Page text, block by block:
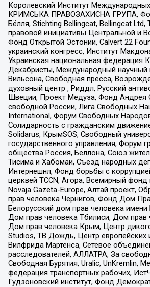
Королевский Институт
КРИМСЬКА ПРАВОЗАХИСНА ГРУПА,
Бёлля, Stichting Bellingcat, Bellingcat Ltd,
правовой инициативы Центральной и
Фонд Открытой Эстонии, Calvert 22
украинский конгресс, Институт
Украинская национальная федерация
Декабристы, Международный научный
Вильсона, Свободная пресса,
духовный центр , Риддл, Русский
Швеции, Проект Медуза, Фонд Андрея
свободной России, Лига Свободных
International, Форум Свободных
Солидарность с гражданским
Solidarus, КрымSOS, Свободный
государственного управления, Форум
общества Россия, Беллона, Союз
Тисима и Хабомаи, Съезд народных
Интернешнл, Фонд борьбы с
церквей TCCN, Агора, Всемирный фонд
Novaja Gazeta-Europe, Алтай проект,
прав человека Чернигов, Фонд Дом
Белорусский дом прав человека имени
Дом прав человека Тбилиси, Дом прав
Дом прав человека Крым, Центр
Studios, ТВ Дождь, Центр европейских
Вилфрида Мартенса, Сетевое
расследователей, АЛЛАТРА, За
Свободная Бурятия, Uralic, UnKremlin,
федерация транспортных рабочих,
Гудзоновский институт, Фонд